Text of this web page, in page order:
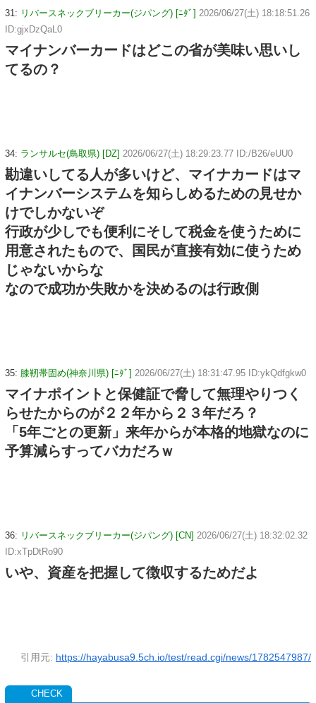
31: リバースネックブリーカー(ジパング) [ﾆﾀﾞ] 2026/06/27(土) 18:18:51.26
ID:gjxDzQaL0
マイナンバーカードはどこの省が美味い思いし
てるの？
34: ランサルセ(鳥取県) [DZ] 2026/06/27(土) 18:29:23.77 ID:/B26/eUU0
勘違いしてる人が多いけど、マイナカードはマ
イナンバーシステムを知らしめるための見せか
けでしかないぞ
行政が少しでも便利にそして税金を使うために
用意されたもので、国民が直接有効に使うため
じゃないからな
なので成功か失敗かを決めるのは行政側
35: 膝靭帯固め(神奈川県) [ﾆﾀﾞ] 2026/06/27(土) 18:31:47.95 ID:ykQdfgkw0
マイナポイントと保健証で脅して無理やりつく
らせたからのが２２年から２３年だろ？
「5年ごとの更新」来年からが本格的地獄なのに
予算減らすってバカだろｗ
36: リバースネックブリーカー(ジパング) [CN] 2026/06/27(土) 18:32:02.32
ID:xTpDtRo90
いや、資産を把握して徴収するためだよ
引用元: https://hayabusa9.5ch.io/test/read.cgi/news/1782547987/